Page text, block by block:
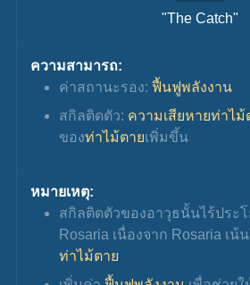
"The Catch"
ความสามารถ:
ค่าสถานะรอง: ฟื้นฟูพลังงาน
สกิลติดตัว: ความเสียหายท่าไม้
ของท่าไม้ตายเพิ่มขึ้น
หมายเหตุ:
สกิลติดตัวของอาวุธนั้นไร้ประ
Rosaria เนื่องจาก Rosaria เ
ท่าไม้ตาย